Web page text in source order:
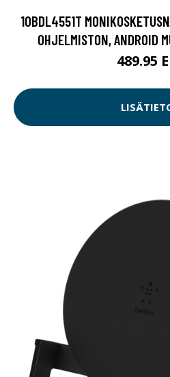
10BDL4551T
OHJELMISTON, ANDROID
489.95